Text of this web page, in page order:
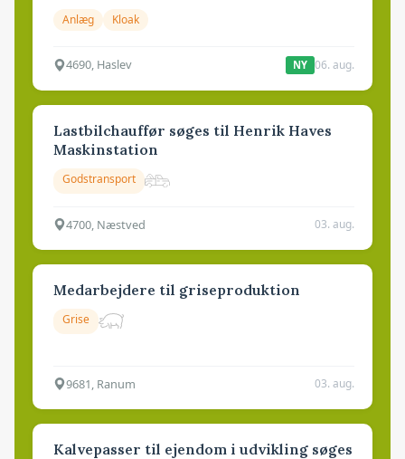
Anlæg Kloak
4690, Haslev NY 06. aug.
Lastbilchauffør søges til Henrik Haves
Maskinstation
Godstransport
4700, Næstved 03. aug.
Medarbejdere til griseproduktion
Grise
9681, Ranum 03. aug.
Kalvepasser til ejendom i udvikling søges